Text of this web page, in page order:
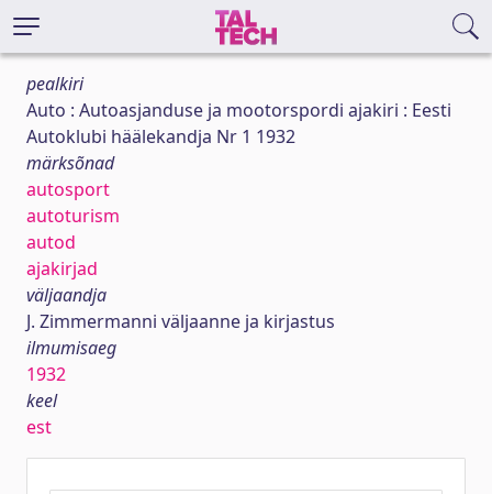
pealkiri
Auto : Autoasjanduse ja mootorspordi ajakiri : Eesti
Autoklubi häälekandja Nr 1 1932
märksõnad
autosport
autoturism
autod
ajakirjad
väljaandja
J. Zimmermanni väljaanne ja kirjastus
ilmumisaeg
1932
keel
est